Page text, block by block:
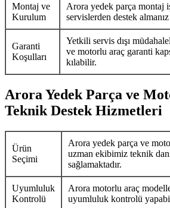
Montaj ve
Kurulum
Arora yedek parça montaj
servislerden destek
Garanti
Koşulları
Yetkili servis dışı
ve motorlu araç garanti
kılabilir.
Arora Yedek Parça ve
Teknik Destek Hizmetleri
Ürün
Seçimi
Arora yedek parça ve
uzman ekibimiz teknik
sağlamaktadır.
Uyumluluk
Kontrolü
Arora motorlu araç
uyumluluk kontrolü